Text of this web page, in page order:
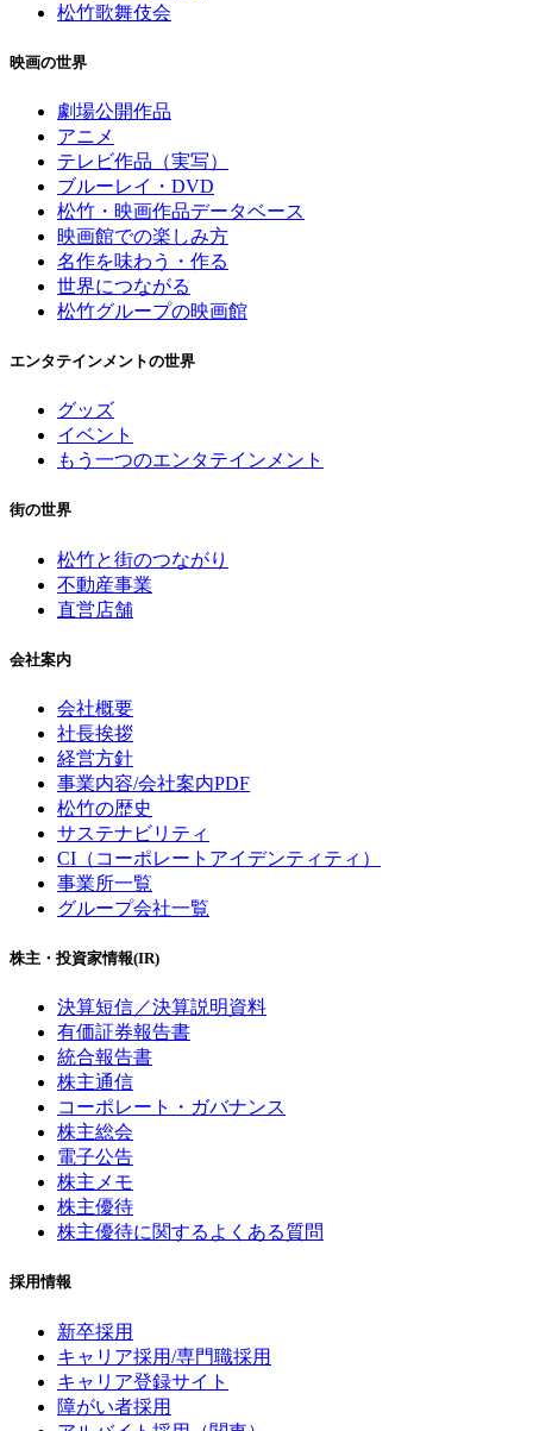
松竹歌舞伎会
映画の世界
劇場公開作品
アニメ
テレビ作品（実写）
ブルーレイ・DVD
松竹・映画作品データベース
映画館での楽しみ方
名作を味わう・作る
世界につながる
松竹グループの映画館
エンタテインメントの世界
グッズ
イベント
もう一つのエンタテインメント
街の世界
松竹と街のつながり
不動産事業
直営店舗
会社案内
会社概要
社長挨拶
経営方針
事業内容/会社案内PDF
松竹の歴史
サステナビリティ
CI（コーポレートアイデンティティ）
事業所一覧
グループ会社一覧
株主・投資家情報(IR)
決算短信／決算説明資料
有価証券報告書
統合報告書
株主通信
コーポレート・ガバナンス
株主総会
電子公告
株主メモ
株主優待
株主優待に関するよくある質問
採用情報
新卒採用
キャリア採用/専門職採用
キャリア登録サイト
障がい者採用